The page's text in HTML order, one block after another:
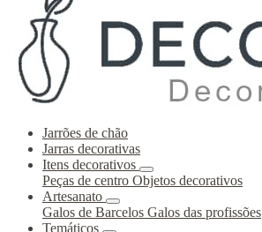
Jarrões de chão
Jarras decorativas
Itens decorativos
Peças de centro Objetos decorativos
Artesanato
Galos de Barcelos Galos das profissões
Temáticos